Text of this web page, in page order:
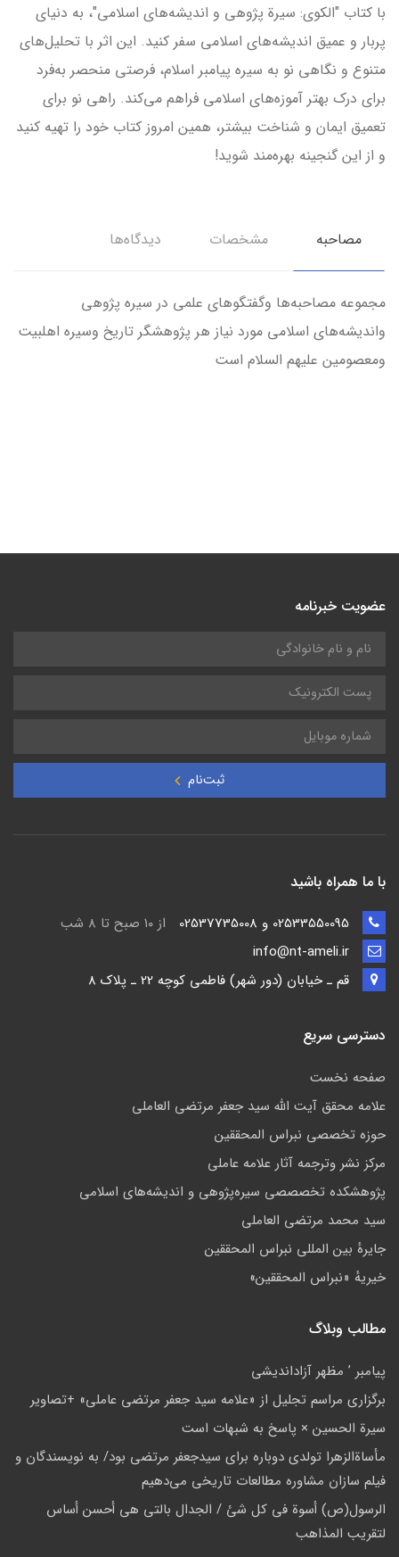
با کتاب "الکوی: سیرة پژوهی و اندیشه‌های اسلامی"، به دنیای
پربار و عمیق اندیشه‌های اسلامی سفر کنید. این اثر با تحلیل‌های
متنوع و نگاهی نو به سیره پیامبر اسلام، فرصتی منحصر به‌فرد
برای درک بهتر آموزه‌های اسلامی فراهم می‌کند. راهی نو برای
تعمیق ایمان و شناخت بیشتر، همین امروز کتاب خود را تهیه کنید
و از این گنجینه بهره‌مند شوید!
مصاحبه مشخصات دیدگاه‌ها
مجموعه مصاحبه‌ها وگفتگوهای‌ علمی در سیره پژوهی
واندیشه‌های اسلامی مورد نیاز هر پژوهشگر تاریخ‌ وسیره اهلبیت
ومعصومین علیهم السلام است
عضویت خبرنامه
ثبت‌نام
با ما همراه باشید
از ۱۰ صبح تا ۸ شب
قم ـ خيابان (دور شهر) فاطمي كوچه 22 ـ پلاک 8
دسترسی سریع
صفحه نخست
علامه محقق آیت الله سید جعفر مرتضی العاملی
حوزه تخصصی نبراس المحققین
مركز نشر وترجمه آثار علامه عاملی
پژوهشكده تخصصصى سیره‌پژوهی و اندیشه‌های اسلامی
سید محمد مرتضی العاملی
جايرهٔ بین المللی نبراس المحققین
خيريهٔ «نبراس المحققين»
مطالب وبلاگ
پيامبر ’ مظهر آزادانديشی
برگزاری مراسم تجلیل از «علامه سید جعفر مرتضی عاملی» +تصاویر
سيرة الحسين × پاسخ به شبهات است
مأساة‌الزهرا تولدی دوباره برای سیدجعفر مرتضی بود/ به نویسندگان و
فیلم سازان مشاوره مطالعات تاریخی می‌دهیم
الرسول(ص) أسوة في کل شئ / الجدال بالتي هي أحسن أساس
لتقریب المذاهب